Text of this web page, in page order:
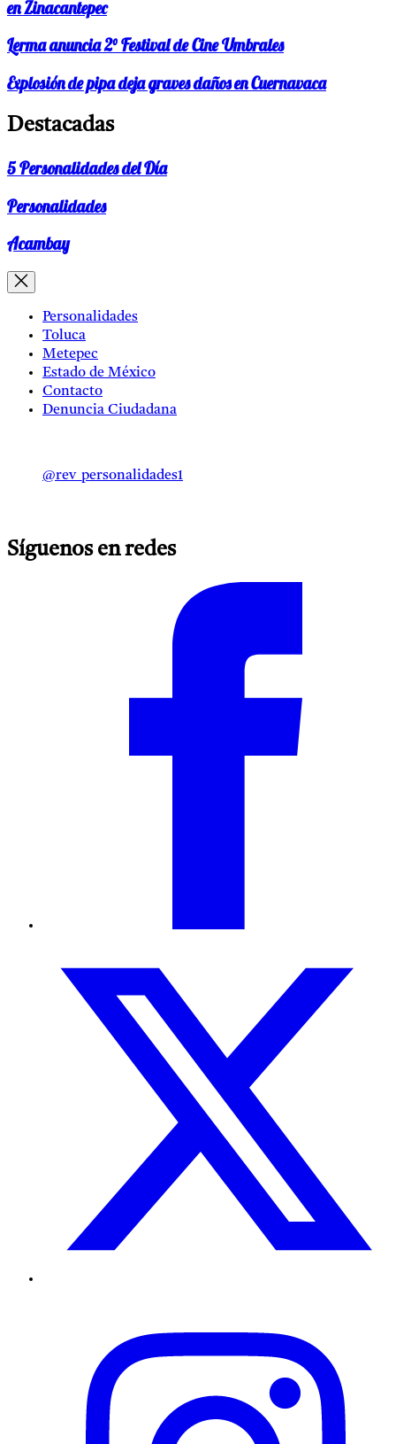
en Zinacantepec
Lerma anuncia 2° Festival de Cine Umbrales
Explosión de pipa deja graves daños en Cuernavaca
Destacadas
5 Personalidades del Día
Personalidades
Acambay
Personalidades
Toluca
Metepec
Estado de México
Contacto
Denuncia Ciudadana
@rev_personalidades1
Síguenos en redes